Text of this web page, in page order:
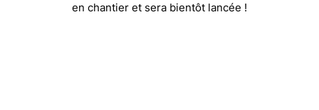
en chantier et sera bientôt lancée !